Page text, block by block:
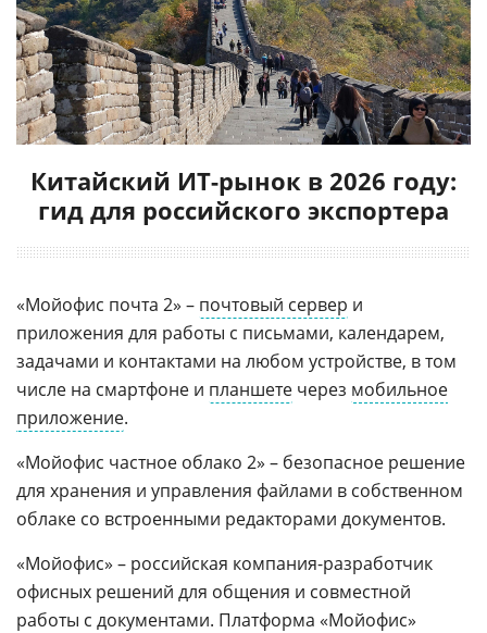
Китайский ИТ-рынок в 2026 году:
гид для российского экспортера
«Мойофис почта 2» – почтовый сервер и
приложения для работы с письмами, календарем,
задачами и контактами на любом устройстве, в том
числе на смартфоне и планшете через мобильное
приложение.
«Мойофис частное облако 2» – безопасное решение
для хранения и управления файлами в собственном
облаке со встроенными редакторами документов.
«Мойофис» – российская компания-разработчик
офисных решений для общения и совместной
работы с документами. Платформа «Мойофис»